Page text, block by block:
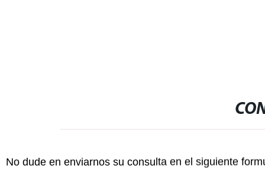
No dude en enviarnos su consulta en el siguiente